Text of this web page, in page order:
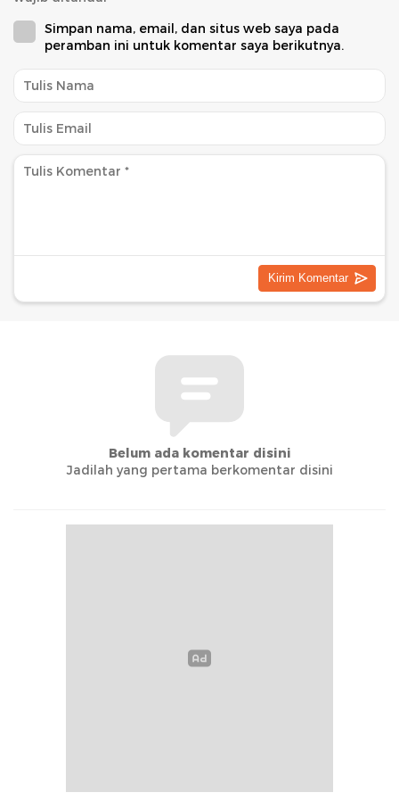
Simpan nama, email, dan situs web saya pada
peramban ini untuk komentar saya berikutnya.
Belum ada komentar disini
Jadilah yang pertama berkomentar disini